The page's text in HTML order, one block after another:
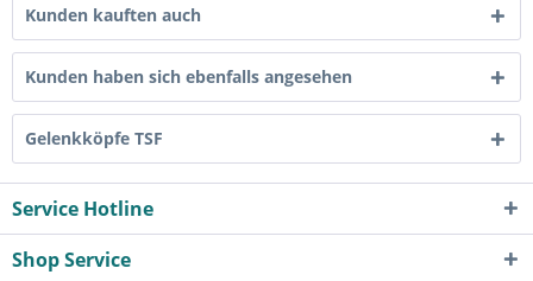
Kunden kauften auch
Kunden haben sich ebenfalls angesehen
Gelenkköpfe TSF
Service Hotline
Shop Service